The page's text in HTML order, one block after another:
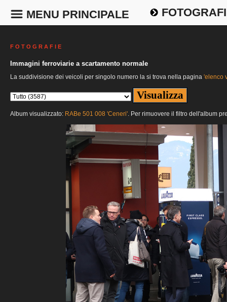
MENU PRINCIPALE
F O T O G R A F I E
Immagini ferroviarie a scartamento normale
La suddivisione dei veicoli per singolo numero la si trova nella pagina 'elenco
Album visualizzato: RABe 501 008 'Ceneri'. Per rimuovere il filtro dell'album